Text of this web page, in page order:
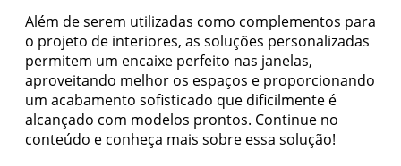
Além de serem utilizadas como complementos para
o projeto de interiores, as soluções personalizadas
permitem um encaixe perfeito nas janelas,
aproveitando melhor os espaços e proporcionando
um acabamento sofisticado que dificilmente é
alcançado com modelos prontos. Continue no
conteúdo e conheça mais sobre essa solução!